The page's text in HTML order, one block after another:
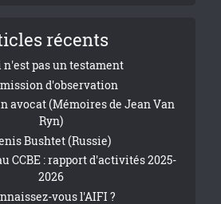
récents
n'est pas un testament
d'observation
avocat (Mémoires de Jean Van
Ryn)
Bushtet (Russie)
CCBE : rapport d'activités 2025-
2026
vous l'AIFI ?